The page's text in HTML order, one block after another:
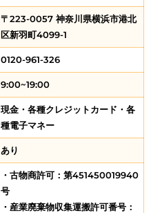
〒223-0057 神奈川県横浜市港北
区新羽町4099-1
0120-961-326
9:00~19:00
現金・各種クレジットカード・各
種電子マネー
あり
・古物商許可：第451450019940
号
・産業廃棄物収集運搬許可番号：